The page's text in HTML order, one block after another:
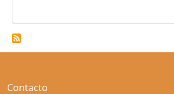
Contacto